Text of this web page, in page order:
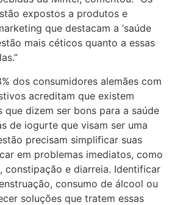
expostos a produtos e
que destacam a ‘saúde
mais céticos quanto a essas
dos consumidores alemães com
acreditam que existem
que dizem ser bons para a saúde
de iogurte que visam ser uma
precisam simplificar suas
em problemas imediatos, como
constipação e diarreia. Identificar
consumo de álcool ou
soluções que tratem essas